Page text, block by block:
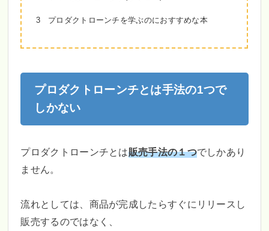
3 プロダクトローンチを学ぶのにおすすめな本
プロダクトローンチとは手法の1つで
しかない
プロダクトローンチとは販売手法の１つでしかあり
ません。
流れとしては、商品が完成したらすぐにリリースし
販売するのではなく、